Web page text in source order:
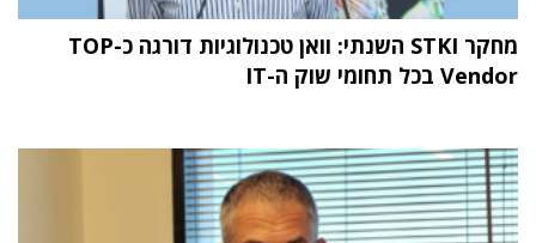
מחקר STKI השנתי: וואן טכנולוגיות דורגה כ-TOP
Vendor בכל תחומי שוק ה-IT